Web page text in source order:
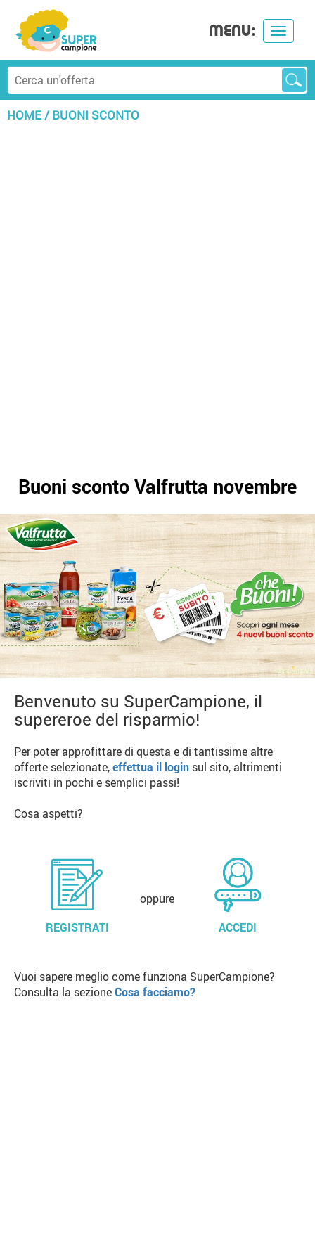
Toggle
MENU:
HOME/BUONI SCONTO
Buoni sconto Valfrutta novembre
Benvenuto su SuperCampione, il
supereroe del risparmio!
Per poter approfittare di questa e di tantissime altre
offerte selezionate,effettua il login sul sito, altrimenti
iscriviti in pochi e semplici passi!
Cosa aspetti?
REGISTRATI
oppure
ACCEDI
Vuoi sapere meglio come funziona SuperCampione?
Consulta la sezioneCosa facciamo?